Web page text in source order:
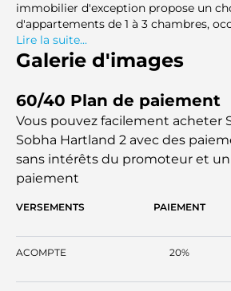
immobilier d'exception propose un
d'appartements de 1 à 3 chambres,
entiers, et vise à offrir une expérience
Ses résidents peuvent admirer le
de Dubaï, le sanctuaire de faune
soin pour intégrer harmonieusement
moderne au paysage naturel, offrant
fois paisible et contemporain. Située
ville, à seulement 15 minutes du
du Dubai Mall, elle bénéficie d'une
Skyvue Solair propose un cadre de vie
conjugue à la sérénité, ce qui en fait
idéal pour une clientèle exigeante sur
Lire la suite...
Galerie d'images
60/40 Plan de paiement
Vous pouvez facilement acheter
Sobha Hartland 2 avec des
sans intérêts du promoteur et
paiement
VERSEMENTS PAIEMENT
ACOMPTE 20%